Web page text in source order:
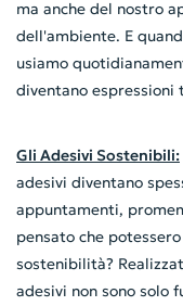
ma anche del nostro
dell'ambiente. E
usiamo
diventano
Gli Adesivi Sostenibili:
adesivi diventano
appuntamenti,
pensato che
sostenibilità?
adesivi non sono solo